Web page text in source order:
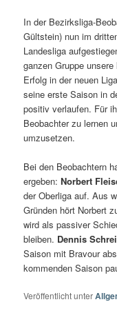
In der Bezirksliga-
Gültstein) nun im
Landesliga
ganzen Gruppe
Erfolg in der neuen
seine erste Saison in
positiv verlaufen. Für
Beobachter zu lernen
umzusetzen.
Bei den Beobachtern
ergeben:Norbert
der Oberliga auf. Aus
Gründen hört Norbert
wird als passiver
bleiben. Dennis
Saison mit Bravour
kommenden Saison
Veröffentlicht unter